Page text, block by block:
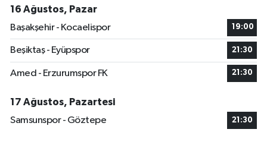
16 Ağustos, Pazar
Başakşehir - Kocaelispor
19:00
Beşiktaş - Eyüpspor 21:30
Amed - Erzurumspor FK 21:30
17 Ağustos, Pazartesi
Samsunspor - Göztepe
21:30